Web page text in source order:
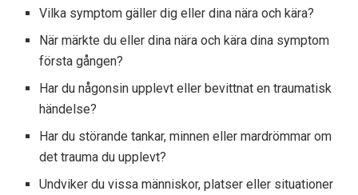
Vilka symptom gäller dig eller dina nära och kära?
När märkte du eller dina nära och kära dina symptom
första gången?
Har du någonsin upplevt eller bevittnat en traumatisk
händelse?
Har du störande tankar, minnen eller mardrömmar om
det trauma du upplevt?
Undviker du vissa människor, platser eller situationer